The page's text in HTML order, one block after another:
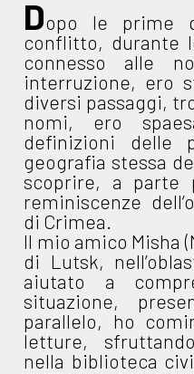
Dopo le prime
conflitto, durante
connesso alle
interruzione, ero
diversi passaggi,
nomi, ero
definizioni delle
geografia stessa
scoprire, a parte
reminiscenze
di Crimea.
Il mio amico Misha
di Lutsk,
aiutato a
situazione,
parallelo, ho
letture,
nella biblioteca